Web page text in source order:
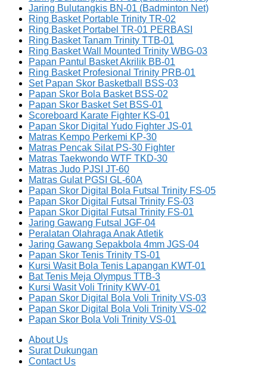
Jaring Bulutangkis BN-01 (Badminton Net)
Ring Basket Portable Trinity TR-02
Ring Basket Portabel TR-01 PERBASI
Ring Basket Tanam Trinity TTB-01
Ring Basket Wall Mounted Trinity WBG-03
Papan Pantul Basket Akrilik BB-01
Ring Basket Profesional Trinity PRB-01
Set Papan Skor Basketball BSS-03
Papan Skor Bola Basket BSS-02
Papan Skor Basket Set BSS-01
Scoreboard Karate Fighter KS-01
Papan Skor Digital Yudo Fighter JS-01
Matras Kempo Perkemi KP-30
Matras Pencak Silat PS-30 Fighter
Matras Taekwondo WTF TKD-30
Matras Judo PJSI JT-60
Matras Gulat PGSI GL-60A
Papan Skor Digital Bola Futsal Trinity FS-05
Papan Skor Digital Futsal Trinity FS-03
Papan Skor Digital Futsal Trinity FS-01
Jaring Gawang Futsal JGF-04
Peralatan Olahraga Anak Atletik
Jaring Gawang Sepakbola 4mm JGS-04
Papan Skor Tenis Trinity TS-01
Kursi Wasit Bola Tenis Lapangan KWT-01
Bat Tenis Meja Olympus TTB-3
Kursi Wasit Voli Trinity KWV-01
Papan Skor Digital Bola Voli Trinity VS-03
Papan Skor Digital Bola Voli Trinity VS-02
Papan Skor Bola Voli Trinity VS-01
About Us
Surat Dukungan
Contact Us